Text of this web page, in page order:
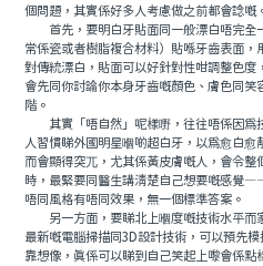
個問題，其實係好多人考慮做之前都會諗嘅
首先，要明白牙貼面同一般漂白唔完全
常係瓷或者樹脂複合材料）貼喺牙齒表面
對傳統漂白，貼面可以好針對性咁調整色
會先同你討論你本身牙齒嘅顏色、膚色同
階。
其實「唔自然」呢樣嘢，往往唔係因為
人習慣睇外國明星嗰啲超白牙，以為愈白
而會顯得突兀，尤其係黃皮膚嘅人，會令
時，最緊要同醫生講清楚自己想要嘅感覺
唔同風格有唔同效果，無一個標準答案。
另一方面，要睇北上嗰度嘅技術水平而
最新嘅電腦掃描同3D設計技術，可以預先
靠想像，真係可以睇到自己笑起上嚟會係